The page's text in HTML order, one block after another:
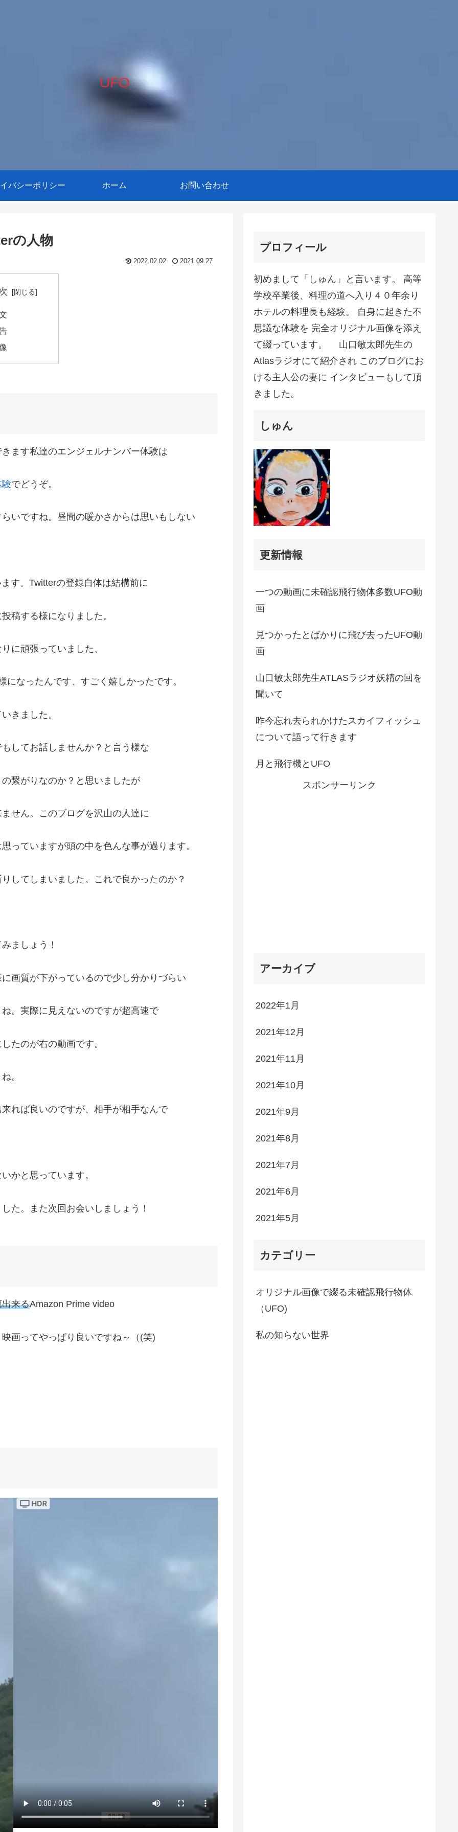
UFO
バシーポリシー ホーム お問い合わせ
の人物
2022.02.02 2021.09.27
ます私達のエンジェルナンバー体験は
でどうぞ。
いですね。昼間の暖かさからは思いもしない
す。Twitterの登録自体は結構前に
稿する様になりました。
に頑張っていました、
なったんです、すごく嬉しかったです。
きました。
してお話しませんか？と言う様な
繋がりなのか？と思いましたが
せん。このブログを沢山の人達に
っていますが頭の中を色んな事が過ります。
てしまいました。これで良かったのか？
ましょう！
画質が下がっているので少し分かりづらい
。実際に見えないのですが超高速で
たのが右の動画です。
。
れば良いのですが、相手が相手なんで
かと思っています。
た。また次回お会いしましょう！
来るAmazon Prime video
画ってやっぱり良いですね～（(笑)
プロフィール
初めまして「しゅん」と言います。 高等
学校卒業後、料理の道へ入り４０年余り
ホテルの料理長も経験。 自身に起きた不
思議な体験を 完全オリジナル画像を添え
て綴っています。 山口敏太郎先生の
Atlasラジオにて紹介され このブログにお
ける主人公の妻に インタビューもして頂
きました。
しゅん
更新情報
一つの動画に未確認飛行物体多数UFO動
画
見つかったとばかりに飛び去ったUFO動
画
山口敏太郎先生ATLASラジオ妖精の回を
聞いて
昨今忘れ去られかけたスカイフィッシュ
について語って行きます
月と飛行機とUFO
スポンサーリンク
アーカイブ
2022年1月
2021年12月
2021年11月
2021年10月
2021年9月
2021年8月
2021年7月
2021年6月
2021年5月
カテゴリー
オリジナル画像で綴る未確認飛行物体
（UFO)
私の知らない世界